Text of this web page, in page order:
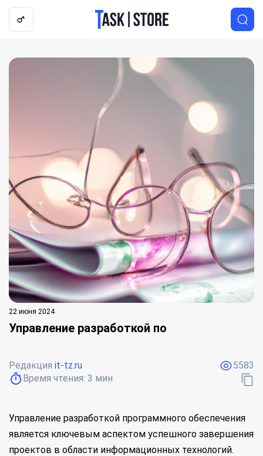
Логотип
22 июня 2024
Управление разработкой по
Редакция it-tz.ru
Время чтения: 3 мин
5583
Управление разработкой программного обеспечения
является ключевым аспектом успешного завершения
проектов в области информационных технологий.